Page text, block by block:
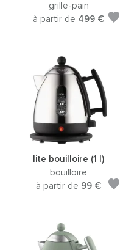
grille-pain
à partir de 499 €
lite bouilloire (1 l)
bouilloire
à partir de 99 €